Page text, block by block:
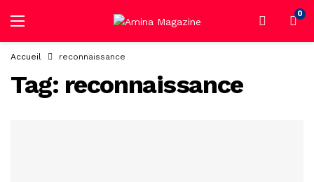
0
Accueil reconnaissance
Tag: reconnaissance